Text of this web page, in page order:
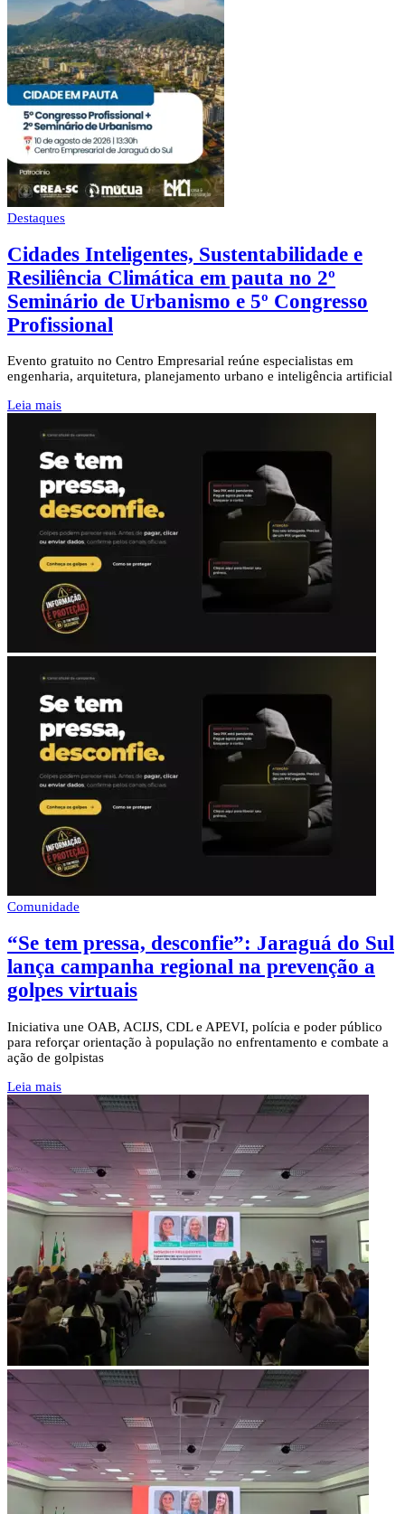
Destaques
Cidades Inteligentes, Sustentabilidade e
Resiliência Climática em pauta no 2º
Seminário de Urbanismo e 5º Congresso
Profissional
Evento gratuito no Centro Empresarial reúne especialistas em
engenharia, arquitetura, planejamento urbano e inteligência artificial
Leia mais
Comunidade
“Se tem pressa, desconfie”: Jaraguá do Sul
lança campanha regional na prevenção a
golpes virtuais
Iniciativa une OAB, ACIJS, CDL e APEVI, polícia e poder público
para reforçar orientação à população no enfrentamento e combate a
ação de golpistas
Leia mais